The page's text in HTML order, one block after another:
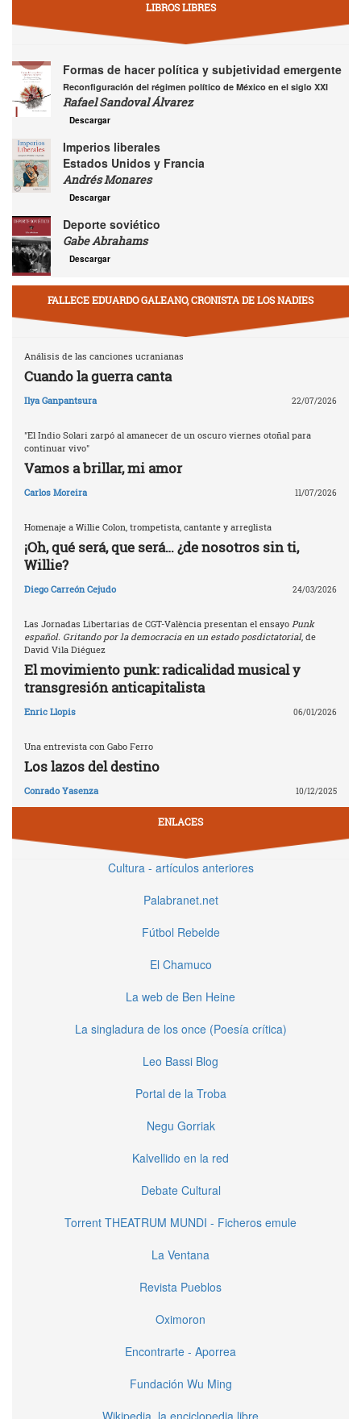
LIBROS LIBRES
Formas de hacer política y subjetividad emergente
Reconfiguración del régimen político de México en el siglo XXI
Rafael Sandoval Álvarez
Descargar
Imperios liberales
Estados Unidos y Francia
Andrés Monares
Descargar
Deporte soviético
Gabe Abrahams
Descargar
FALLECE EDUARDO GALEANO, CRONISTA DE LOS NADIES
Análisis de las canciones ucranianas
Cuando la guerra canta
Ilya Ganpantsura 22/07/2026
"El Indio Solari zarpó al amanecer de un oscuro viernes otoñal para
continuar vivo"
Vamos a brillar, mi amor
Carlos Moreira 11/07/2026
Homenaje a Willie Colon, trompetista, cantante y arreglista
¡Oh, qué será, que será… ¿de nosotros sin ti,
Willie?
Diego Carreón Cejudo 24/03/2026
Las Jornadas Libertarias de CGT-València presentan el ensayo Punk
español. Gritando por la democracia en un estado posdictatorial, de
David Vila Diéguez
El movimiento punk: radicalidad musical y
transgresión anticapitalista
Enric Llopis 06/01/2026
Una entrevista con Gabo Ferro
Los lazos del destino
Conrado Yasenza 10/12/2025
ENLACES
Cultura - artículos anteriores
Palabranet.net
Fútbol Rebelde
El Chamuco
La web de Ben Heine
La singladura de los once (Poesía crítica)
Leo Bassi Blog
Portal de la Troba
Negu Gorriak
Kalvellido en la red
Debate Cultural
Torrent THEATRUM MUNDI - Ficheros emule
La Ventana
Revista Pueblos
Oximoron
Encontrarte - Aporrea
Fundación Wu Ming